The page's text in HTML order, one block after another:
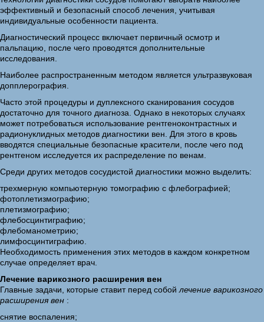
эффективный и безопасный способ лечения, учитывая
индивидуальные особенности пациента.
Диагностический процесс включает первичный осмотр и
пальпацию, после чего проводятся дополнительные
исследования.
Наиболее распространенным методом является ультразвуковая
допплерография.
Часто этой процедуры и дуплексного сканирования сосудов
достаточно для точного диагноза. Однако в некоторых случаях
может потребоваться использование рентгеноконтрастных и
радионуклидных методов диагностики вен. Для этого в кровь
вводятся специальные безопасные красители, после чего под
рентгеном исследуется их распределение по венам.
Среди других методов сосудистой диагностики можно выделить:
трехмерную компьютерную томографию с флебографией;
фотоплетизмографию;
плетизмографию;
флебосцинтиграфию;
флебоманометрию;
лимфосцинтиграфию.
Необходимость применения этих методов в каждом конкретном
случае определяет врач.
Лечение варикозного расширения вен
Главные задачи, которые ставит перед собой лечение варикозного
расширения вен :
снятие воспаления;